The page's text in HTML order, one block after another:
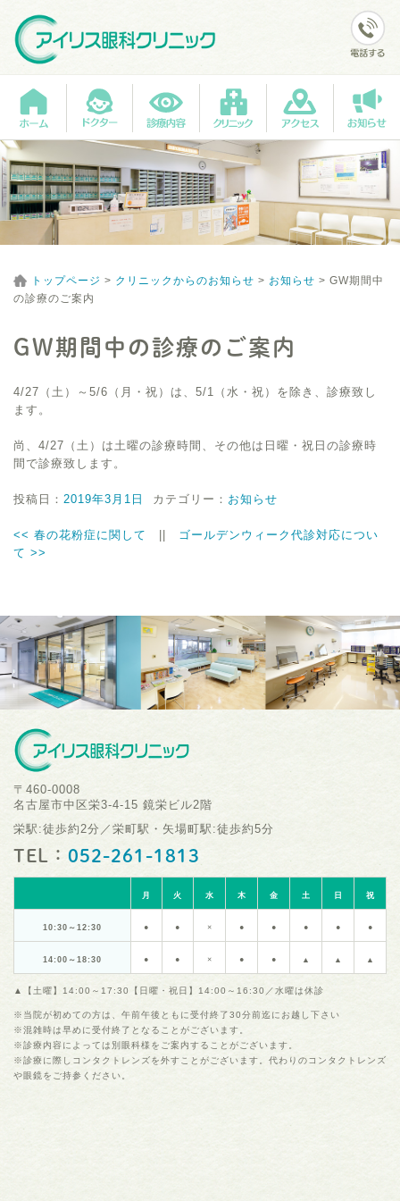
トップページ > クリニックからのお知らせ > お知らせ > GW期間中
の診療のご案内
GW期間中の診療のご案内
4/27（土）～5/6（月・祝）は、5/1（水・祝）を除き、診療致し
ます。
尚、4/27（土）は土曜の診療時間、その他は日曜・祝日の診療時
間で診療致します。
投稿日： 2019年3月1日 カテゴリー： お知らせ
<< 春の花粉症に関して
ゴールデンウィーク代診対応につい
て >>
〒460-0008
名古屋市中区栄3-4-15 鏡栄ビル2階
栄駅:徒歩約2分／栄町駅・矢場町駅:徒歩約5分
TEL： 052-261-1813
月 火 水 木 金 土 日 祝
10:30～12:30 ● ● × ● ● ● ● ●
14:00～18:30 ● ● × ● ● ▲ ▲ ▲
▲【土曜】14:00～17:30【日曜・祝日】14:00～16:30／水曜は休診
※当院が初めての方は、午前午後ともに受付終了30分前迄にお越し下さい
※混雑時は早めに受付終了となることがございます。
※診療内容によっては別眼科様をご案内することがございます。
※診療に際しコンタクトレンズを外すことがございます。代わりのコンタクトレンズ
や眼鏡をご持参ください。